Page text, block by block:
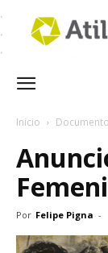
Inicio
Por Felipe Pigna -